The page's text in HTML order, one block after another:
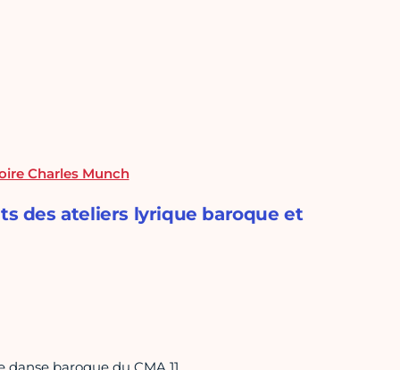
Charles Munch
des ateliers lyrique baroque et